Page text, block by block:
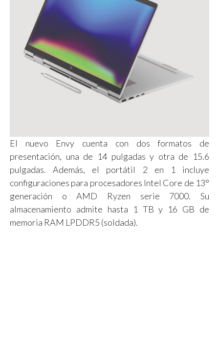
El nuevo Envy cuenta con dos formatos de
presentación, una de 14 pulgadas y otra de 15.6
pulgadas. Además, el portátil 2 en 1 incluye
configuraciones para procesadores Intel Core de 13°
generación o AMD Ryzen serie 7000. Su
almacenamiento admite hasta 1 TB y 16 GB de
memoria RAM LPDDR5 (soldada).